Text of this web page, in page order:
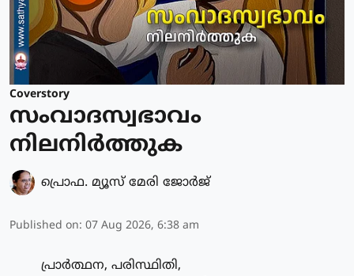
Coverstory
സംവാദസ്വഭാവം
നിലനിർത്തുക
പ്രൊഫ. മ്യൂസ് മേരി ജോര്‍ജ്
Published on: 07 Aug 2026, 6:38 am
പ്രാർത്ഥന, പരിസ്ഥിതി,